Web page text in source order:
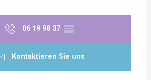
06 19 98 37 ▒▒
Kontaktieren Sie uns